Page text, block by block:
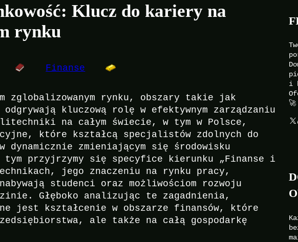
Klucz do kariery na
rynku
Finanse
zglobalizowanym rynku, obszary takie jak
kluczową rolę w efektywnym zarządzaniu
na całym świecie, w tym w Polsce,
które kształcą specjalistów zdolnych do
dynamicznie zmieniającym się środowisku
tym przyjrzymy się specyfice kierunku „Finanse i
jego znaczeniu na rynku pracy,
studenci oraz możliwościom rozwoju
Głęboko analizując te zagadnienia,
jest kształcenie w obszarze finansów, które
ale także na całą gospodarkę
i
🚀
X